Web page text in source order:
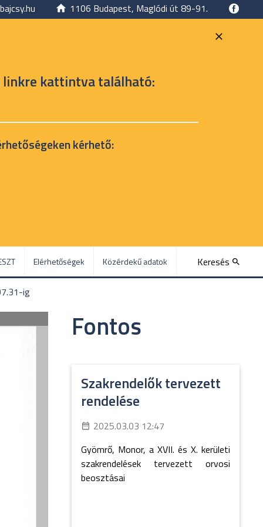
1106 Budapest, Maglódi út 89-91.
kattintva található:
kérhető:
Elérhetőségek Közérdekű adatok Keresés
ig
Fontos
Szakrendelők tervezett
rendelése
2025.03.03 12:47
Gyömrő, Monor, a XVII. és X. kerületi
szakrendelések tervezett orvosi
beosztásai